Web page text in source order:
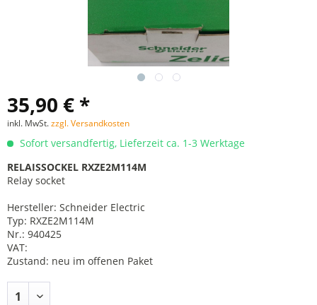
35,90 € *
inkl. MwSt.zzgl. Versandkosten
Sofort versandfertig, Lieferzeit ca. 1-3 Werktage
RELAISSOCKEL RXZE2M114M
Relay socket
Hersteller: Schneider Electric
Typ: RXZE2M114M
Nr.: 940425
VAT:
Zustand: neu im offenen Paket